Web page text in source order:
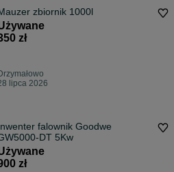
zbiornik 1000l
zł
lipca 2026
falownik Goodwe
DT 5Kw
zł